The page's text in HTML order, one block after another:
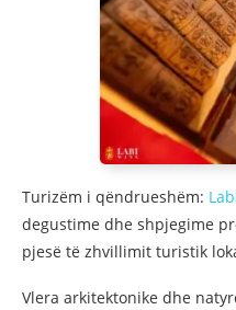
Turizëm i qëndrueshëm:
degustime dhe shpjegime
pjesë të zhvillimit turistik
Vlera arkitektonike dhe